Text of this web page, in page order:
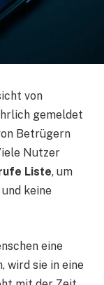
von
gemeldet
Betrügern
Nutzer
Liste, um
keine
eine
wird sie in eine